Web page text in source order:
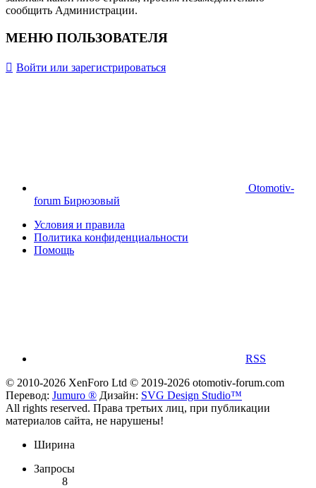
сообщить Администрации.
МЕНЮ ПОЛЬЗОВАТЕЛЯ
Войти или зарегистрироваться
Otomotiv-
forum Бирюзовый
Условия и правила
Политика конфиденциальности
Помощь
RSS
© 2010-2026 XenForo Ltd © 2019-2026 otomotiv-forum.com
Перевод: Jumuro ® Дизайн: SVG Design Studio™
All rights reserved. Права третьих лиц, при публикации
материалов сайта, не нарушены!
Ширина
Запросы
8